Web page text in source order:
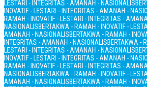
LESTARI - INTEGRITAS - AMANAH - NASIONALIS
INOVATIF - LESTARI - INTEGRITAS - AMANAH -
RAMAH - INOVATIF - LESTARI - INTEGRITAS -
NASIONALISBERTAKWA - RAMAH - INOVATIF -
AMANAH - NASIONALISBERTAKWA - RAMAH -
INTEGRITAS - AMANAH - NASIONALISBERTAKWA -
LESTARI - INTEGRITAS - AMANAH - NASIONALIS
INOVATIF - LESTARI - INTEGRITAS - AMANAH -
RAMAH - INOVATIF - LESTARI - INTEGRITAS -
NASIONALISBERTAKWA - RAMAH - INOVATIF -
AMANAH - NASIONALISBERTAKWA - RAMAH -